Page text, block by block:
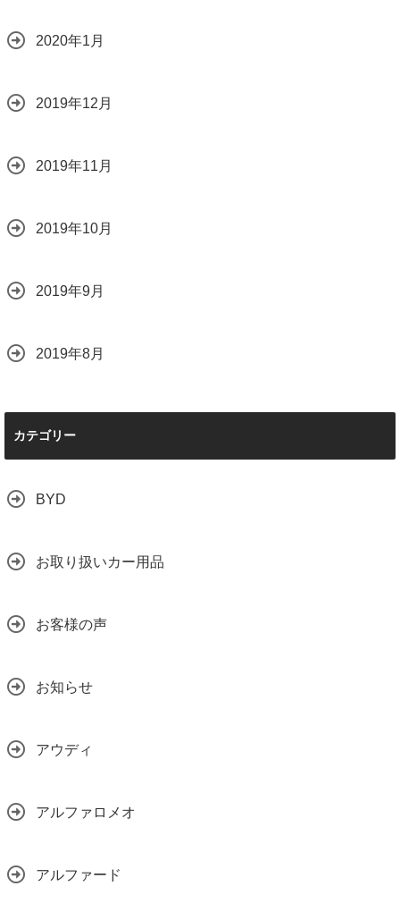
2020年1月
2019年12月
2019年11月
2019年10月
2019年9月
2019年8月
カテゴリー
BYD
お取り扱いカー用品
お客様の声
お知らせ
アウディ
アルファロメオ
アルファード